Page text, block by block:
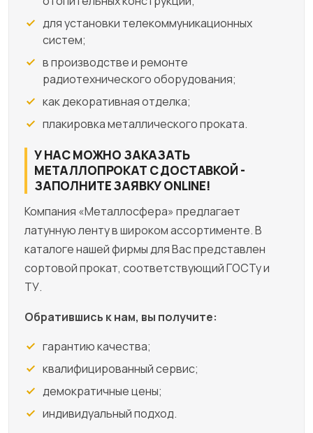
для установки телекоммуникационных
систем;
в производстве и ремонте
радиотехнического оборудования;
как декоративная отделка;
плакировка металлического проката.
У НАС МОЖНО ЗАКАЗАТЬ
МЕТАЛЛОПРОКАТ С ДОСТАВКОЙ -
ЗАПОЛНИТЕ ЗАЯВКУ ONLINE!
Компания «Металлосфера» предлагает
латунную ленту в широком ассортименте. В
каталоге нашей фирмы для Вас представлен
сортовой прокат, соответствующий ГОСТу и
ТУ.
Обратившись к нам, вы получите:
гарантию качества;
квалифицированный сервис;
демократичные цены;
индивидуальный подход.